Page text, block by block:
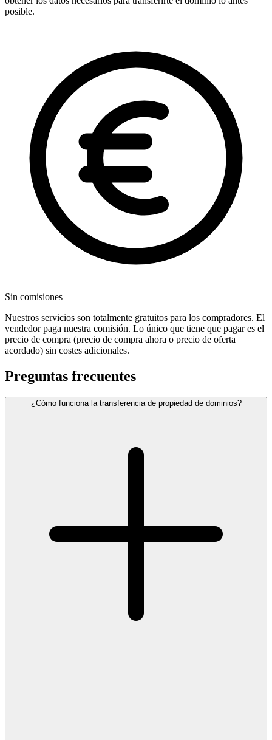
posible.
Sin comisiones
Nuestros servicios son totalmente gratuitos para los compradores. El
vendedor paga nuestra comisión. Lo único que tiene que pagar es el
precio de compra (precio de compra ahora o precio de oferta
acordado) sin costes adicionales.
Preguntas frecuentes
¿Cómo funciona la transferencia de propiedad de dominios?